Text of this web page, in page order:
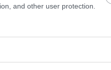
and other user protection.
és jelzőlámpás